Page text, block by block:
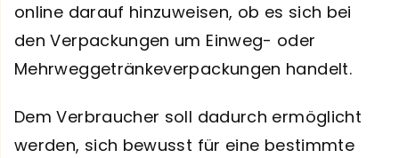
online darauf hinzuweisen, ob es sich bei
den Verpackungen um Einweg- oder
Mehrweggetränkeverpackungen handelt.
Dem Verbraucher soll dadurch ermöglicht
werden, sich bewusst für eine bestimmte